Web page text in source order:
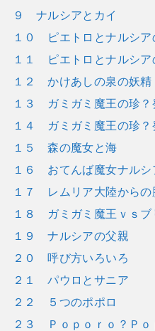
９ ナルシアとカイ
１０ ピエトロとナルシア
１１ ピエトロとナルシア
１２ かけあしの泉の妖精
１３ ガミガミ魔王の珍？
１４ ガミガミ魔王の珍？
１５ 森の魔女と海
１６ おてんば魔女ナルシ
１７ レムリア大陸からの
１８ ガミガミ魔王ｖｓブ
１９ ナルシアの父親
２０ 呼び方いろいろ
２１ パウロとサニア
２２ ５つのポポロ
２３ Ｐｏｐｏｒｏ？Ｐｏ